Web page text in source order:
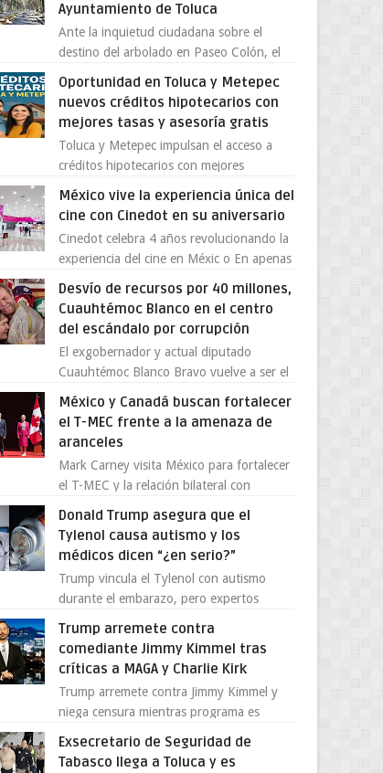
Ayuntamiento de Toluca
Ante la inquietud ciudadana sobre el
destino del arbolado en Paseo Colón, el
solo 26 ejemplares será...
Oportunidad en Toluca y Metepec
nuevos créditos hipotecarios con
mejores tasas y asesoría gratis
Toluca y Metepec impulsan el acceso a
créditos hipotecarios con mejores
emprendedores Con la creciente neces...
México vive la experiencia única del
cine con Cinedot en su aniversario
Cinedot celebra 4 años revolucionando la
experiencia del cine en Méxic o En apenas
cuatro años, Cinedot ha demostrado que
Desvío de recursos por 40 millones,
Cuauhtémoc Blanco en el centro
del escándalo por corrupción
El exgobernador y actual diputado
Cuauhtémoc Blanco Bravo vuelve a ser el
enfrentando señalamientos por...
México y Canadá buscan fortalecer
el T-MEC frente a la amenaza de
aranceles
Mark Carney visita México para fortalecer
el T-MEC y la relación bilateral con
provocada por la ofen...
Donald Trump asegura que el
Tylenol causa autismo y los
médicos dicen “¿en serio?”
Trump vincula el Tylenol con autismo
durante el embarazo, pero expertos
nuevo episodio de declaraciones...
Trump arremete contra
comediante Jimmy Kimmel tras
críticas a MAGA y Charlie Kirk
Trump arremete contra Jimmy Kimmel y
niega censura mientras programa es
programa Jimmy Kimmel Live! ...
Exsecretario de Seguridad de
Tabasco llega a Toluca y es